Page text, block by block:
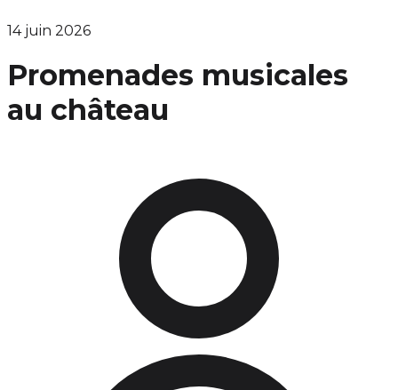
14 juin 2026
Promenades musicales
au château